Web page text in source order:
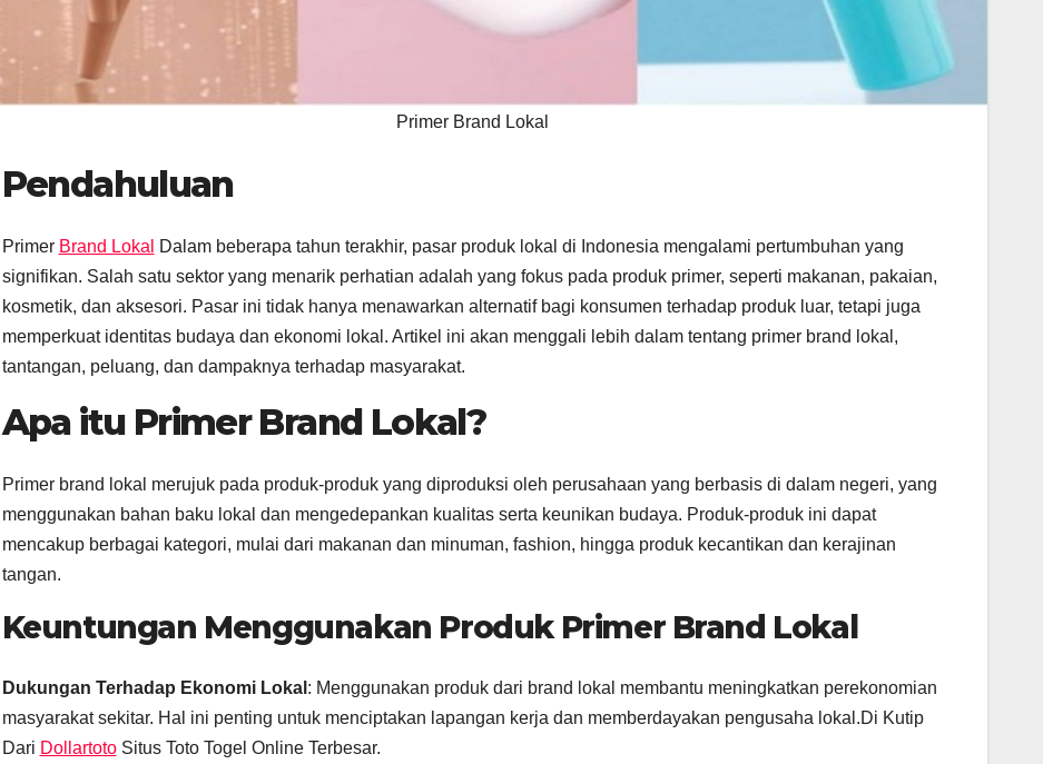
Primer Brand Lokal
Pendahuluan
Primer Brand Lokal
Dalam beberapa tahun terakhir, pasar produk lokal di Indonesia mengalami pertumbuhan yang
signifikan. Salah satu sektor yang menarik perhatian adalah yang fokus pada produk primer, seperti makanan, pakaian,
kosmetik, dan aksesori. Pasar ini tidak hanya menawarkan alternatif bagi konsumen terhadap produk luar, tetapi juga
memperkuat identitas budaya dan ekonomi lokal. Artikel ini akan menggali lebih dalam tentang primer brand lokal,
tantangan, peluang, dan dampaknya terhadap masyarakat.
Apa itu Primer Brand Lokal?
Primer brand lokal merujuk pada produk-produk yang diproduksi oleh perusahaan yang berbasis di dalam negeri, yang
menggunakan bahan baku lokal dan mengedepankan kualitas serta keunikan budaya. Produk-produk ini dapat
mencakup berbagai kategori, mulai dari makanan dan minuman, fashion, hingga produk kecantikan dan kerajinan
tangan.
Keuntungan Menggunakan Produk Primer Brand Lokal
Dukungan Terhadap Ekonomi Lokal : Menggunakan produk dari brand lokal membantu meningkatkan perekonomian
masyarakat sekitar. Hal ini penting untuk menciptakan lapangan kerja dan memberdayakan pengusaha lokal.Di Kutip
Dari DollartotoSitus Toto Togel Online Terbesar.